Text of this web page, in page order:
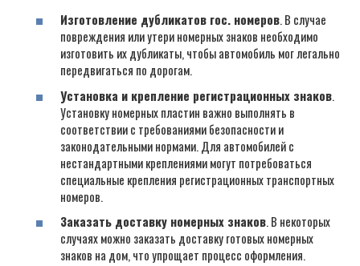
Изготовление дубликатов гос. номеров. В случае
повреждения или утери номерных знаков необходимо
изготовить их дубликаты, чтобы автомобиль мог легально
передвигаться по дорогам.
Установка и крепление регистрационных знаков.
Установку номерных пластин важно выполнять в
соответствии с требованиями безопасности и
законодательными нормами. Для автомобилей с
нестандартными креплениями могут потребоваться
специальные крепления регистрационных транспортных
номеров.
Заказать доставку номерных знаков. В некоторых
случаях можно заказать доставку готовых номерных
знаков на дом, что упрощает процесс оформления.